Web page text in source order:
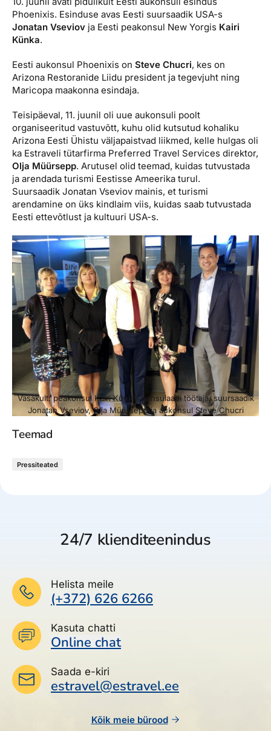
Reisitarvete e-pood
Airalo eSIM
Kuldkaart
Platinum Club
Boonuspunktid
Meist
Ettevõttest, kontaktid, reisikonsultandi teenus, tule
tööle, uudised...
Ettevõttest
Kontaktid
Reisikonsultandi teenus
Tule tööle
Uudised
Phoenixis. Esinduse avas Eesti suursaadik USA-s
Jonatan Vseviov ja Eesti peakonsul New Yorgis Kairi
Künka.
Eesti aukonsul Phoenixis on Steve Chucri, kes on
Arizona Restoranide Liidu president ja tegevjuht ning
Maricopa maakonna esindaja.
Teisipäeval, 11. juunil oli uue aukonsuli poolt
organiseeritud vastuvõtt, kuhu olid kutsutud kohaliku
Arizona Eesti Ühistu väljapaistvad liikmed, kelle hulgas oli
ka Estraveli tütarfirma Preferred Travel Services direktor,
Olja Müürsepp. Arutusel olid teemad, kuidas tutvustada
ja arendada turismi Eestisse Ameerika turul.
Suursaadik Jonatan Vseviov mainis, et turismi
arendamine on üks kindlaim viis, kuidas saab tutvustada
Eesti ettevõtlust ja kultuuri USA-s.
Vasakult: peakonsul Kairi Künka, konsulaadi töötaja, suursaadik
Jonatan Vseviov, Olja Müürsepp ja aukonsul Steve Chucri
Teemad
Pressiteated
24/7 klienditeenindus
Helista meile
(+372) 626 6266
Kasuta chatti
Online chat
Saada e-kiri
estravel@estravel.ee
Kõik meie bürood